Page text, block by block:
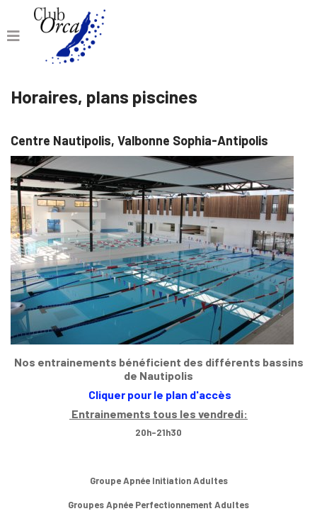
Horaires, plans piscines
Centre Nautipolis, Valbonne Sophia-Antipolis
Nos entrainements bénéficient des différents bassins
de Nautipolis
Cliquer pour le plan d'accès
Entrainements tous les vendredi:
20h-21h30
Groupe Apnée Initiation Adultes
Groupes Apnée Perfectionnement Adultes